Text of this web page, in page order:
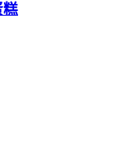
糕